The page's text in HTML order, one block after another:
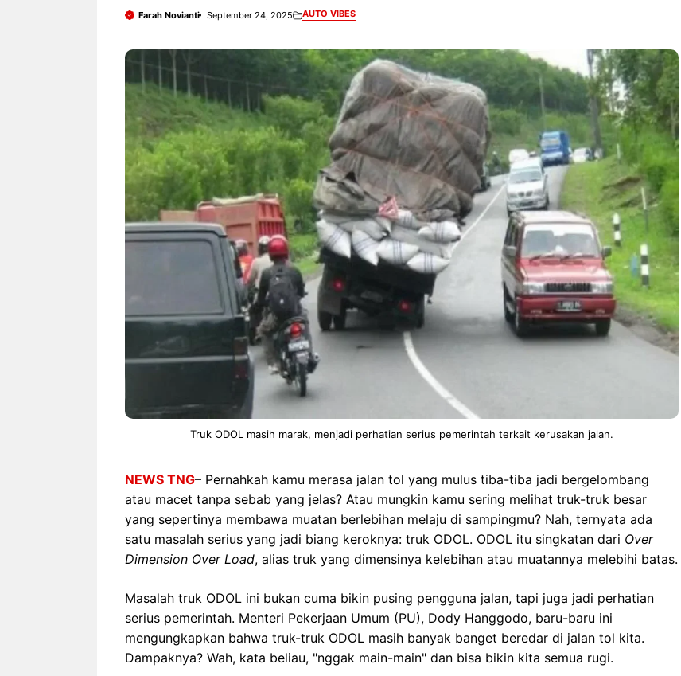
Farah Novianti September 24, 2025 AUTO VIBES
Truk ODOL masih marak, menjadi perhatian serius pemerintah terkait kerusakan jalan.
NEWS TNG– Pernahkah kamu merasa jalan tol yang mulus tiba-tiba jadi bergelombang
atau macet tanpa sebab yang jelas? Atau mungkin kamu sering melihat truk-truk besar
yang sepertinya membawa muatan berlebihan melaju di sampingmu? Nah, ternyata ada
satu masalah serius yang jadi biang keroknya: truk ODOL. ODOL itu singkatan dari Over
Dimension Over Load, alias truk yang dimensinya kelebihan atau muatannya melebihi batas.
Masalah truk ODOL ini bukan cuma bikin pusing pengguna jalan, tapi juga jadi perhatian
serius pemerintah. Menteri Pekerjaan Umum (PU), Dody Hanggodo, baru-baru ini
mengungkapkan bahwa truk-truk ODOL masih banyak banget beredar di jalan tol kita.
Dampaknya? Wah, kata beliau, "nggak main-main" dan bisa bikin kita semua rugi.
NEWS TNG– Siapa sangka, dua
nama besar di dunia hiburan,
Nunung Srimulat dan Vicky
Prasetyo, kini merambah dunia
kuliner dengan ...
Nunung Srimulat & Vicky
Prasetyo Buka Restoran
NEWS TNG– Bandung –
Menyambut pergantian tahun
2026, restoran all you can eat
Kakkoii All You Can Eat Bandung
menghadirkan ...
Sambut 2026, Kakkoii
Bandung Hadirkan Pesta All
You Can Eat Mulai Rp
145.000
NEWS TNG– Pernah gak sih
kamu mulai ngerjain sesuatu cuma
buat iseng-iseng, eh ternyata malah
jadi peluang bisnis yang
menguntungkan? ...
Dari Iseng Jadi Cuan: Kisah
TUM_ATUL yang Ubah
Hampers Jadi Bisnis Kece